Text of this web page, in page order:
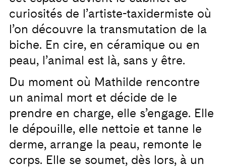
curiosités de l’artiste-taxidermiste où
l’on découvre la transmutation de la
biche. En cire, en céramique ou en
peau, l’animal est là, sans y être.
Du moment où Mathilde rencontre
un animal mort et décide de le
prendre en charge, elle s’engage. Elle
le dépouille, elle nettoie et tanne le
derme, arrange la peau, remonte le
corps. Elle se soumet, dès lors, à un